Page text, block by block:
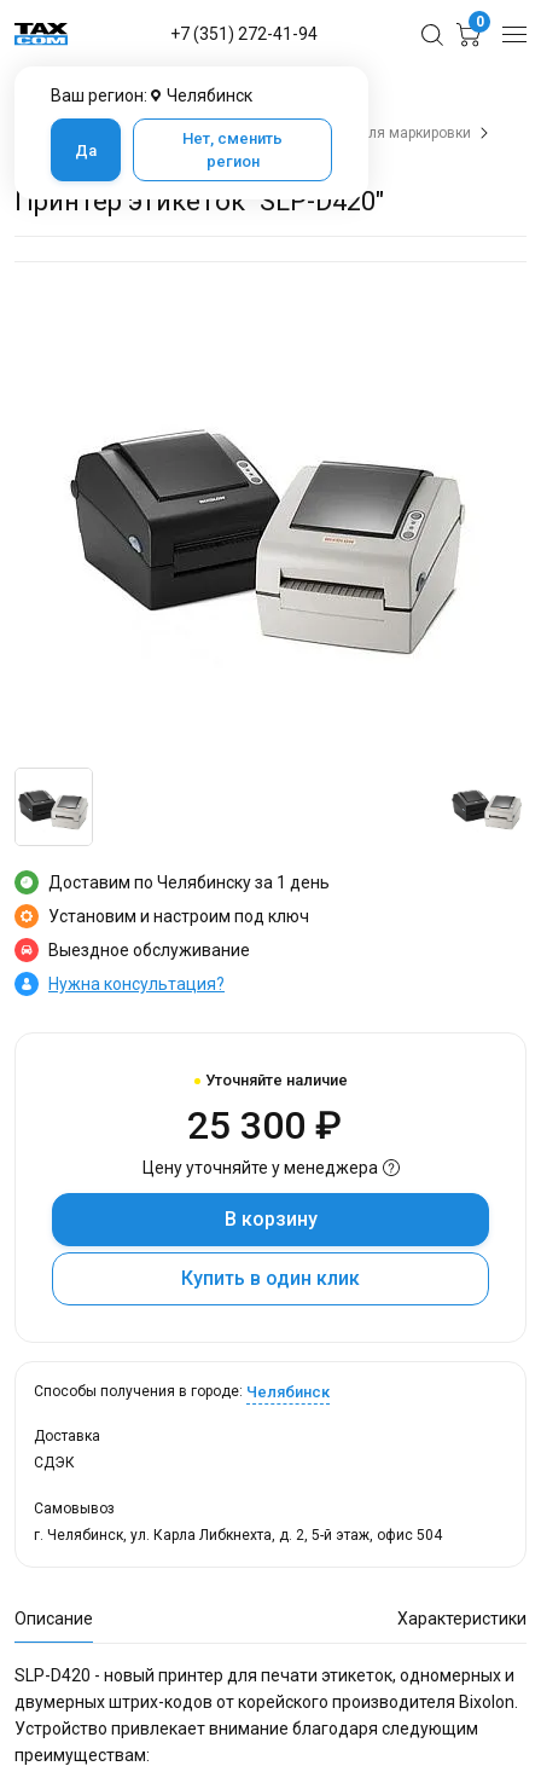
Ваш регион: Челябинск
Да
Нет, сменить
регион
+7 (351) 272-41-94
0
Оборудование для печати
Принтеры этикеток для маркировки
Принтер этикеток "SLP-D420"
Принтер этикеток "SLP-D420"
Доставим по Челябинску за 1 день
Установим и настроим под ключ
Выездное обслуживание
Нужна консультация?
Уточняйте наличие
25 300 ₽
Цену уточняйте у менеджера
В корзину
Купить в один клик
Способы получения в городе: Челябинск
Доставка
СДЭК
Самовывоз
г. Челябинск, ул. Карла Либкнехта, д. 2, 5-й этаж, офис 504
Описание Характеристики
SLP-D420 - новый принтер для печати этикеток, одномерных и
двумерных штрих-кодов от корейского производителя Bixolon.
Устройство привлекает внимание благодаря следующим
преимуществам: